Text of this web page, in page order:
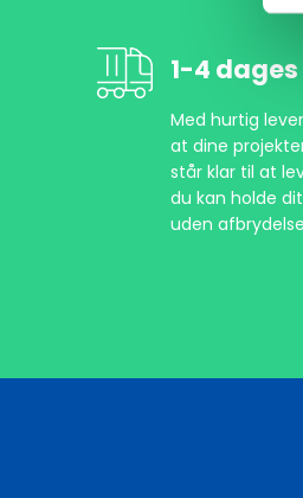
1-4
Med hurtig
at dine
står klar til at
du kan holde
uden